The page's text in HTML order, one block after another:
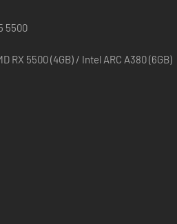
5500
RX 5500 (4GB) / Intel ARC A380 (6GB)